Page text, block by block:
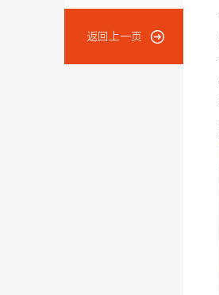
返回上一页